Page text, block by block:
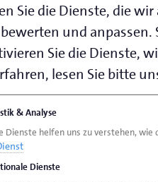
Sie die Dienste, die
und anpassen.
Sie die Dienste,
lesen Sie bitte
& Analyse
Dienste helfen uns zu verstehen,
Dienste